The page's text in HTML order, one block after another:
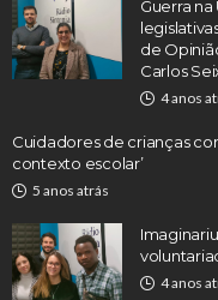
Guerra
de
Carlos
4 anos
Cuidadores de crianças
contexto escolar’
5 anos atrás
4 anos